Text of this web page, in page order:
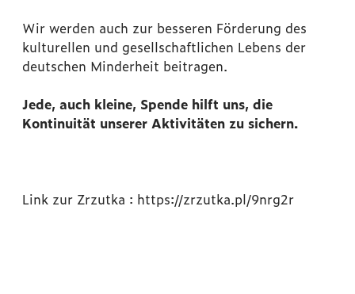
Wir werden auch zur besseren Förderung des
kulturellen und gesellschaftlichen Lebens der
deutschen Minderheit beitragen.
Jede, auch kleine, Spende hilft uns, die
Kontinuität unserer Aktivitäten zu sichern.
Link zur Zrzutka : https://zrzutka.pl/9nrg2r